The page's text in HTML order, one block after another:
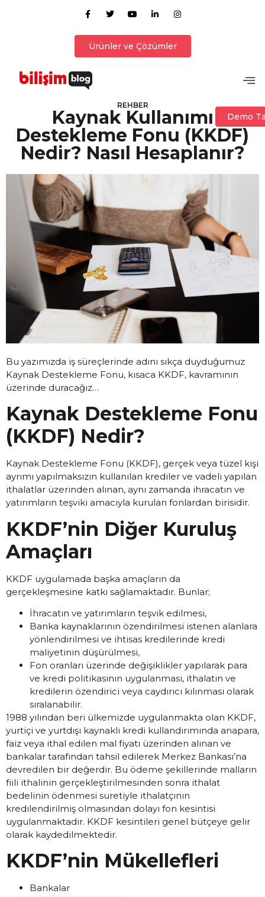
Ürünler ve Çözümler
REHBER
Kaynak Kullanımı
Destekleme Fonu (KKDF)
Nedir? Nasıl Hesaplanır?
Bu yazımızda iş süreçlerinde adını sıkça duyduğumuz
Kaynak Destekleme Fonu, kısaca KKDF, kavramının
üzerinde duracağız…
Kaynak Destekleme Fonu
(KKDF) Nedir?
Kaynak Destekleme Fonu (KKDF), gerçek veya tüzel kişi
ayrımı yapılmaksızın kullanılan krediler ve vadeli yapılan
ithalatlar üzerinden alınan, aynı zamanda ihracatın ve
yatırımların teşviki amacıyla kurulan fonlardan birisidir.
KKDF’nin Diğer Kuruluş
Amaçları
KKDF uygulamada başka amaçların da
gerçekleşmesine katkı sağlamaktadır. Bunlar;
İhracatın ve yatırımların teşvik edilmesi,
Banka kaynaklarının özendirilmesi istenen alanlara
yönlendirilmesi ve ihtisas kredilerinde kredi
maliyetinin düşürülmesi,
Fon oranları üzerinde değişiklikler yapılarak para
ve kredi politikasının uygulanması, ithalatın ve
kredilerin özendirici veya caydırıcı kılınması olarak
sıralanabilir.
1988 yılından beri ülkemizde uygulanmakta olan KKDF,
yurtiçi ve yurtdışı kaynaklı kredi kullandırımında anapara,
faiz veya ithal edilen mal fiyatı üzerinden alınan ve
bankalar tarafından tahsil edilerek Merkez Bankası’na
devredilen bir değerdir. Bu ödeme şekillerinde malların
fiili ithalinin gerçekleştirilmesinden sonra ithalat
bedelinin ödenmesi suretiyle ithalatçının
kredilendirilmiş olmasından dolayı fon kesintisi
uygulanmaktadır. KKDF kesintileri genel bütçeye gelir
olarak kaydedilmektedir.
KKDF’nin Mükellefleri
Bankalar
Demo